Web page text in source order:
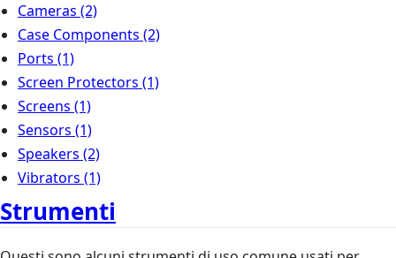
Cameras (2)
Case Components (2)
Ports (1)
Screen Protectors (1)
Screens (1)
Sensors (1)
Speakers (2)
Vibrators (1)
Strumenti